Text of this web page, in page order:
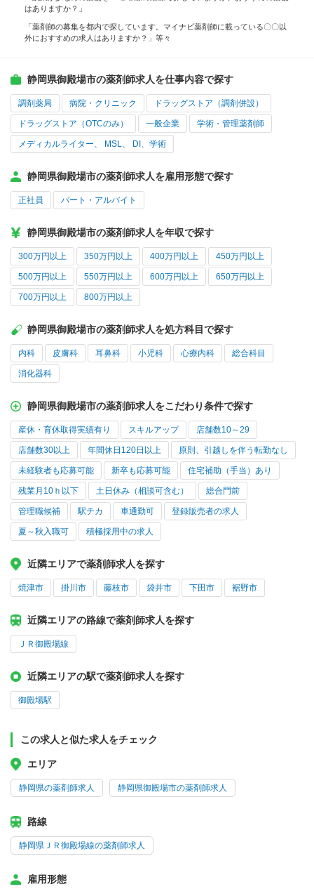
はありますか？」
「薬剤師の募集を都内で探しています。マイナビ薬剤師に載っている〇〇以
外におすすめの求人はありますか？」等々
静岡県御殿場市の薬剤師求人を仕事内容で探す
調剤薬局 病院・クリニック ドラッグストア（調剤併設）
ドラッグストア（OTCのみ） 一般企業 学術・管理薬剤師
メディカルライター、 MSL、 DI、学術
静岡県御殿場市の薬剤師求人を雇用形態で探す
正社員 パート・アルバイト
静岡県御殿場市の薬剤師求人を年収で探す
300万円以上 350万円以上 400万円以上 450万円以上
500万円以上 550万円以上 600万円以上 650万円以上
700万円以上 800万円以上
静岡県御殿場市の薬剤師求人を処方科目で探す
内科 皮膚科 耳鼻科 小児科 心療内科 総合科目
消化器科
静岡県御殿場市の薬剤師求人をこだわり条件で探す
産休・育休取得実績有り スキルアップ 店舗数10～29
店舗数30以上 年間休日120日以上 原則、引越しを伴う転勤なし
未経験者も応募可能 新卒も応募可能 住宅補助（手当）あり
残業月10ｈ以下 土日休み（相談可含む） 総合門前
管理職候補 駅チカ 車通勤可 登録販売者の求人
夏～秋入職可 積極採用中の求人
近隣エリアで薬剤師求人を探す
焼津市 掛川市 藤枝市 袋井市 下田市 裾野市
近隣エリアの路線で薬剤師求人を探す
ＪＲ御殿場線
近隣エリアの駅で薬剤師求人を探す
御殿場駅
この求人と似た求人をチェック
エリア
静岡県の薬剤師求人 静岡県御殿場市の薬剤師求人
路線
静岡県ＪＲ御殿場線の薬剤師求人
雇用形態